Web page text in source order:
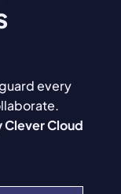
every
Clever Cloud